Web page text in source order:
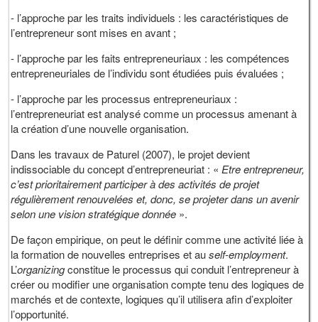
- l’approche par les traits individuels : les caractéristiques de
l’entrepreneur sont mises en avant ;
- l’approche par les faits entrepreneuriaux : les compétences
entrepreneuriales de l’individu sont étudiées puis évaluées ;
- l’approche par les processus entrepreneuriaux :
l’entrepreneuriat est analysé comme un processus amenant à
la création d’une nouvelle organisation.
Dans les travaux de Paturel (2007), le projet devient
indissociable du concept d’entrepreneuriat : « Etre entrepreneur,
c’est prioritairement participer à des activités de projet
régulièrement renouvelées et, donc, se projeter dans un avenir
selon une vision stratégique donnée ».
De façon empirique, on peut le définir comme une activité liée à
la formation de nouvelles entreprises et auself-employment.
L’organizingconstitue le processus qui conduit l’entrepreneur à
créer ou modifier une organisation compte tenu des logiques de
marchés et de contexte, logiques qu’il utilisera afin d’exploiter
l’opportunité.